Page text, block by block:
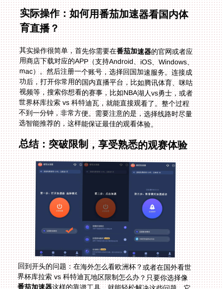
实际操作：如何用番茄加速器看国内体
育直播？
其实操作很简单，首先你需要在番茄加速器的官网或者应
用商店下载对应的APP（支持Android、iOS、Windows、
mac）。然后注册一个账号，选择回国加速服务。连接成
功后，打开你常用的国内直播平台，比如腾讯体育、咪咕
视频等，搜索你想看的赛事，比如NBA湖人vs勇士，或者
世界杯库拉索 vs 科特迪瓦，就能直接观看了。整个过程
不到一分钟，非常方便。需要注意的是，选择线路时尽量
选智能推荐的，这样能保证最佳的观看体验。
总结：突破限制，享受熟悉的观赛体验
回到开头的问题：在海外怎么看欧洲杯？或者在国外看世
界杯库拉索 vs 科特迪瓦地区限制怎么办？只要你选择像
番茄加速器